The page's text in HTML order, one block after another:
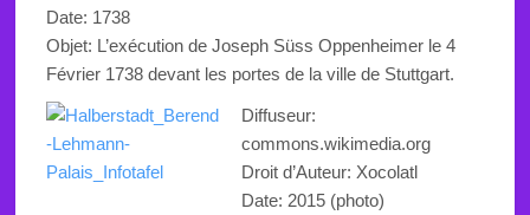
Date: 1738
Objet: L’exécution de Joseph Süss Oppenheimer le 4
Février 1738 devant les portes de la ville de Stuttgart.
Diffuseur:
commons.wikimedia.org
Droit d’Auteur: Xocolatl
Date: 2015 (photo)